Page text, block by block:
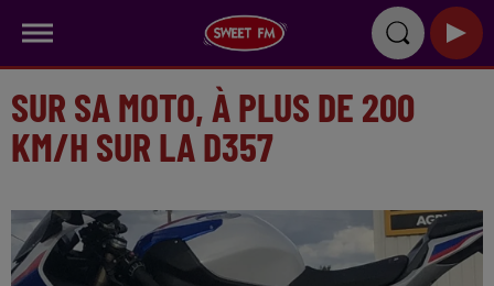
SUR SA MOTO, À PLUS DE 200
KM/H SUR LA D357